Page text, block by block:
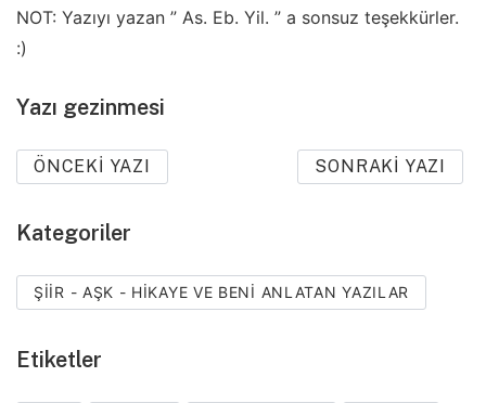
NOT: Yazıyı yazan ” As. Eb. Yil. ” a sonsuz teşekkürler.
:)
Yazı gezinmesi
ÖNCEKI YAZI SONRAKI YAZI
Kategoriler
ŞIIR - AŞK - HIKAYE VE BENI ANLATAN YAZILAR
Etiketler